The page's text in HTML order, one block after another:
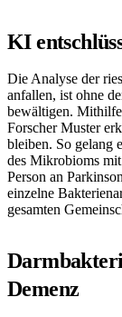
KI
Die Analyse der
anfallen, ist ohne
bewältigen.
Forscher Muster
bleiben. So gelang
des Mikrobioms
Person an
einzelne
gesamten
Demenz